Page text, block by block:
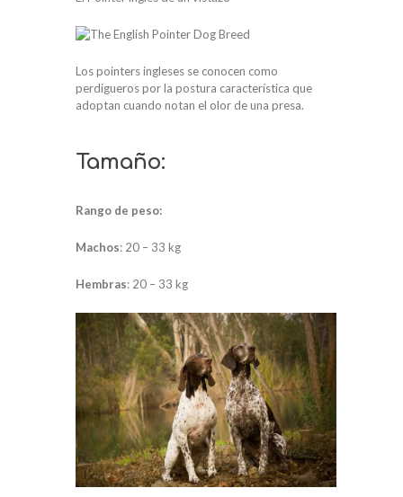
Los pointers ingleses se conocen como
perdigueros por la postura característica que
adoptan cuando notan el olor de una presa.
Tamaño:
Rango de peso:
Machos: 20 – 33 kg
Hembras: 20 – 33 kg